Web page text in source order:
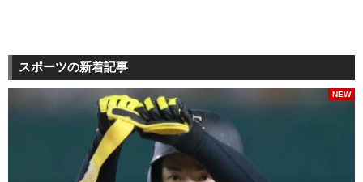
スポーツの新着記事
NEW